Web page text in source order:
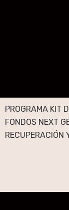
PROGRAMA KIT
FONDOS NEXT
RECUPERACIÓN